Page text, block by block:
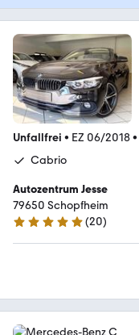
Unfallfrei • EZ 06/2018•
Cabrio
Autozentrum Jesse
79650 Schopfheim
5 Sterne
(20)